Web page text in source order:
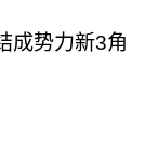
成势力新3角